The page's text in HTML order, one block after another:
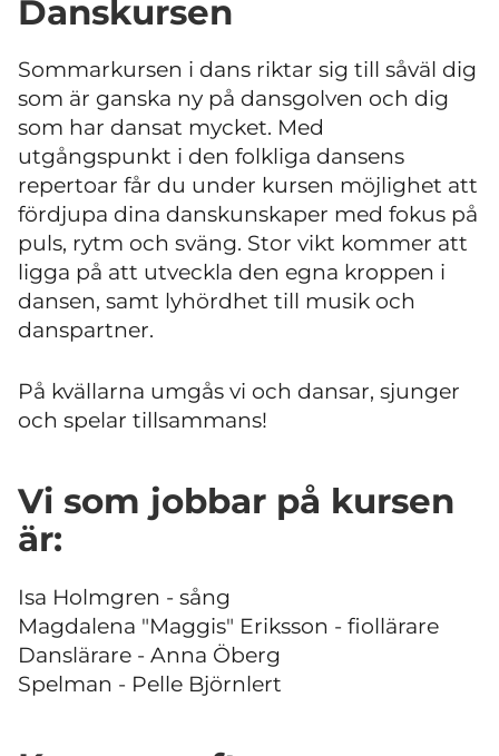
Danskursen
Sommarkursen i dans riktar sig till såväl dig
som är ganska ny på dansgolven och dig
som har dansat mycket. Med
utgångspunkt i den folkliga dansens
repertoar får du under kursen möjlighet att
fördjupa dina danskunskaper med fokus på
puls, rytm och sväng. Stor vikt kommer att
ligga på att utveckla den egna kroppen i
dansen, samt lyhördhet till musik och
danspartner.
På kvällarna umgås vi och dansar, sjunger
och spelar tillsammans!
Vi som jobbar på kursen
är:
Isa Holmgren - sång
Magdalena "Maggis" Eriksson - fiollärare
Danslärare - Anna Öberg
Spelman - Pelle Björnlert